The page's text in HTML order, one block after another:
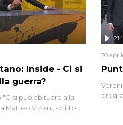
Inside - Ci si
guerra?
si può abituare alla
Matteo Viviani, scritto
30